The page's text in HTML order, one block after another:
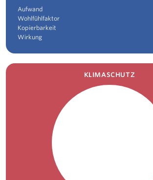
Aufwand
Wohlfühlfaktor
Kopierbarkeit
Wirkung
KLIMASCHUTZ